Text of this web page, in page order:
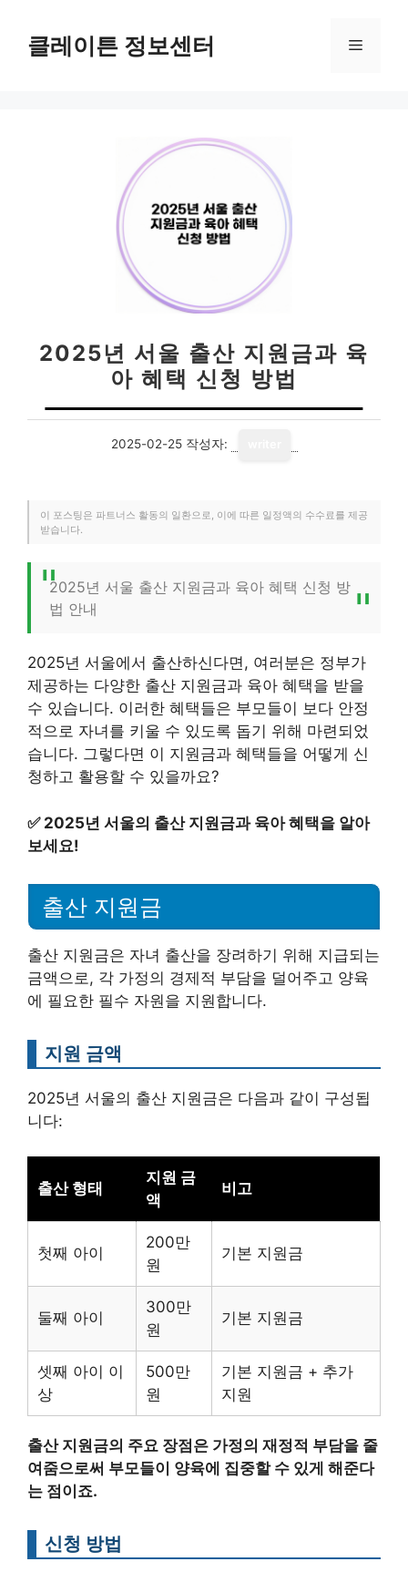
클레이튼 정보센터 메
2025년 서울 출산 지원금과 육
아 혜택 신청 방법
2025-02-25 작성자:
이 포스팅은 파트너스 활동의 일환으로, 이에 따른 일정액의 수수료를 제공
받습니다.
2025년 서울 출산 지원금과 육아 혜택 신청 방
법 안내
2025년 서울에서 출산하신다면, 여러분은 정부가
제공하는 다양한 출산 지원금과 육아 혜택을 받을
수 있습니다. 이러한 혜택들은 부모들이 보다 안정
적으로 자녀를 키울 수 있도록 돕기 위해 마련되었
습니다. 그렇다면 이 지원금과 혜택들을 어떻게 신
청하고 활용할 수 있을까요?
✅ 2025년 서울의 출산 지원금과 육아 혜택을 알아
보세요!
출산 지원금
출산 지원금은 자녀 출산을 장려하기 위해 지급되는
금액으로, 각 가정의 경제적 부담을 덜어주고 양육
에 필요한 필수 자원을 지원합니다.
지원 금액
2025년 서울의 출산 지원금은 다음과 같이 구성됩
니다:
출산 형태
지원 금
액
비고
첫째 아이
200만
원
기본 지원금
둘째 아이
300만
원
기본 지원금
셋째 아이 이
상
500만
원
기본 지원금 + 추가
지원
출산 지원금의 주요 장점은 가정의 재정적 부담을 줄
여줌으로써 부모들이 양육에 집중할 수 있게 해준다
는 점이죠.
신청 방법